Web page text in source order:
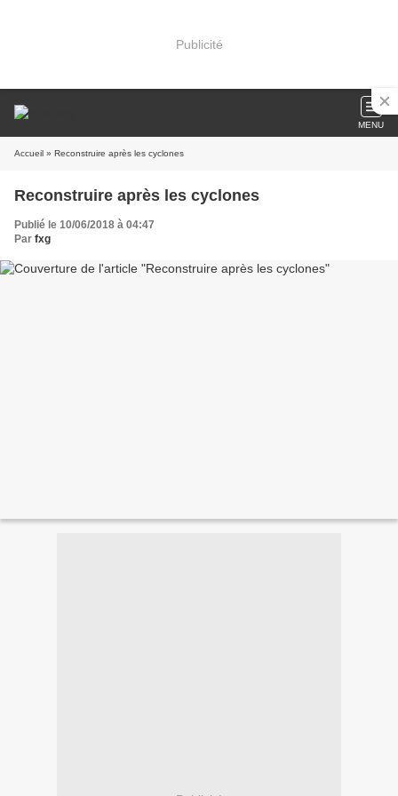
Publicité
MENU
Accueil » Reconstruire après les cyclones
Reconstruire après les cyclones
Publié le 10/06/2018 à 04:47
Par fxg